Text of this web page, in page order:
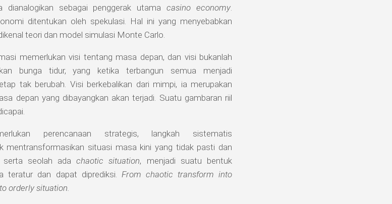
dianalogikan sebagai penggerak utamacasino economy.
ditentukan oleh spekulasi. Hal ini yang menyebabkan
teori dan model simulasi Monte Carlo.
memerlukan visi tentang masa depan, dan visi bukanlah
bunga tidur, yang ketika terbangun semua menjadi
tak berubah. Visi berkebalikan dari mimpi, ia merupakan
depan yang dibayangkan akan terjadi. Suatu gambaran riil
perencanaan strategis, langkah sistematis
mentransformasikan situasi masa kini yang tidak pasti dan
serta seolah adachaotic situation, menjadi suatu bentuk
teratur dan dapat diprediksi. From chaotic transform into
orderly situation.